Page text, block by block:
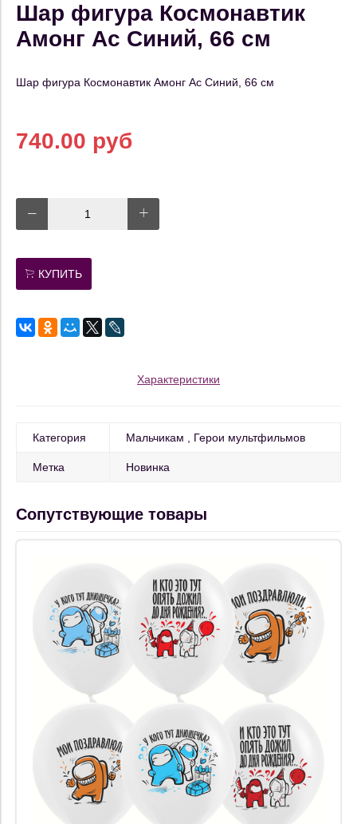
Шар фигура Космонавтик
Амонг Ас Синий, 66 см
Шар фигура Космонавтик Амонг Ас Синий, 66 см
740.00 руб
КУПИТЬ
Характеристики
Категория Мальчикам Герои мультфильмов
Метка Новинка
Сопутствующие товары